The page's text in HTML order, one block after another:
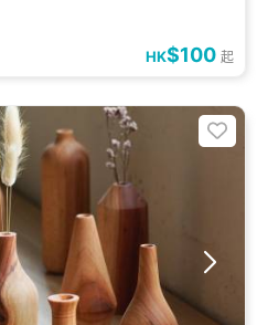
HK$100 起